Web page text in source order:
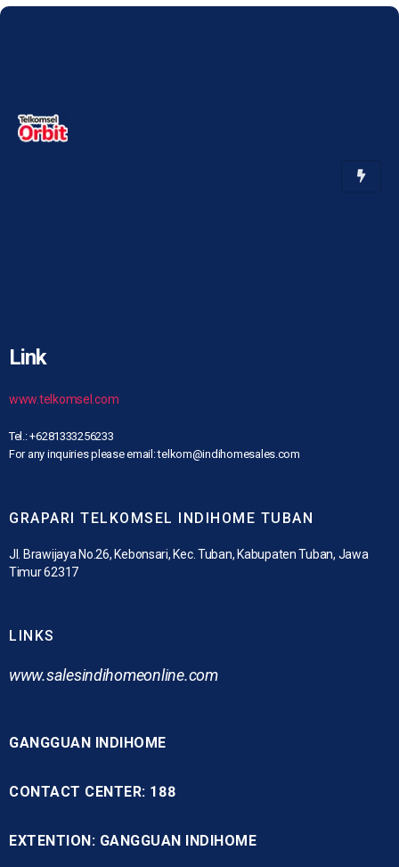
Link
www.telkomsel.com
Tel.: +6281333256233
For any inquiries please email: telkom@indihomesales.com
GRAPARI TELKOMSEL INDIHOME TUBAN
Jl. Brawijaya No.26, Kebonsari, Kec. Tuban, Kabupaten Tuban, Jawa
Timur 62317
LINKS
www.salesindihomeonline.com
GANGGUAN INDIHOME
CONTACT CENTER: 188
EXTENTION: GANGGUAN INDIHOME